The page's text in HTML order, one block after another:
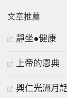
文章推薦
靜坐●健康
上帝的恩典
興仁光洲月